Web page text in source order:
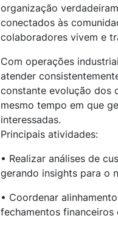
organização
conectados às
colaboradores vivem e
Com operações
atender
constante evolução dos
mesmo tempo em que
interessadas.
Principais atividades:
• Realizar análises de
gerando insights para o
• Coordenar
fechamentos